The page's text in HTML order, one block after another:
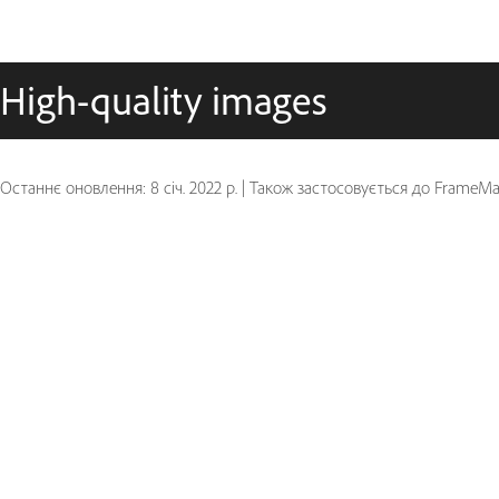
High-quality images
Останнє оновлення: 8 січ. 2022 р. | Також застосовується до